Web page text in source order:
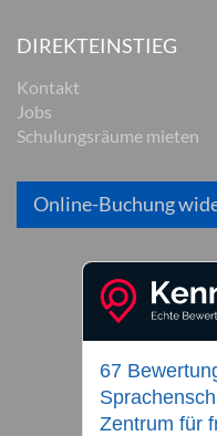
DIREKTEINSTIEG
Kontakt
Jobs
Schulungsräume mieten
Online-Buchung
67
Zentrum für